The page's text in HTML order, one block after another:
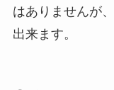
はありませんが
出来ます。